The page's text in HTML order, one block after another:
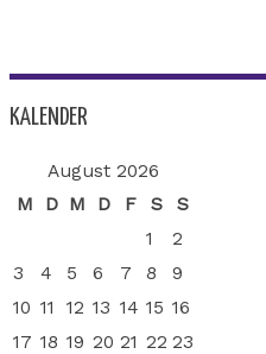
KALENDER
August 2026
M
D M D F S
S
1
2
3
4 5 6 7 8
9
10 11 12 13 14 15 16
17 18 19 20 21 22 23